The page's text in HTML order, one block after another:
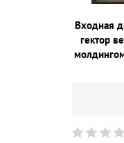
Входная
гектор